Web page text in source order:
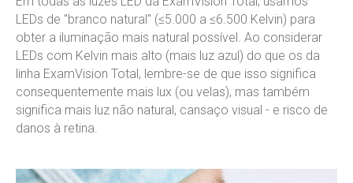
LEDs de "branco natural" (≤5.000 a ≤6.500 Kelvin) para
obter a iluminação mais natural possível. Ao considerar
LEDs com Kelvin mais alto (mais luz azul) do que os da
linha ExamVision Total, lembre-se de que isso significa
consequentemente mais lux (ou velas), mas também
significa mais luz não natural, cansaço visual - e risco de
danos à retina.